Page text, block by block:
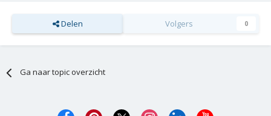
Delen Volgers 0
Ga naar topic overzicht